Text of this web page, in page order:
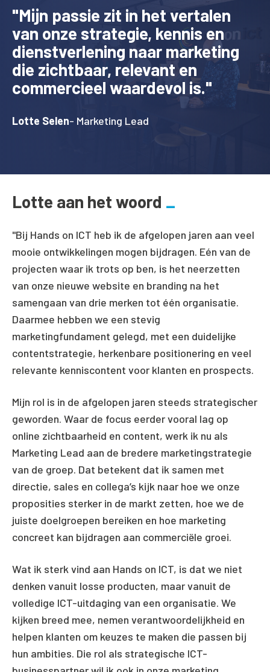
"Mijn passie zit in het vertalen
van onze strategie, kennis en
dienstverlening naar marketing
die zichtbaar, relevant en
commercieel waardevol is."
Lotte Selen- Marketing Lead
Lotte aan het woord
"Bij Hands on ICT heb ik de afgelopen jaren aan veel
mooie ontwikkelingen mogen bijdragen. Eén van de
projecten waar ik trots op ben, is het neerzetten
van onze nieuwe website en branding na het
samengaan van drie merken tot één organisatie.
Daarmee hebben we een stevig
marketingfundament gelegd, met een duidelijke
contentstrategie, herkenbare positionering en veel
relevante kenniscontent voor klanten en prospects.
Mijn rol is in de afgelopen jaren steeds strategischer
geworden. Waar de focus eerder vooral lag op
online zichtbaarheid en content, werk ik nu als
Marketing Lead aan de bredere marketingstrategie
van de groep. Dat betekent dat ik samen met
directie, sales en collega’s kijk naar hoe we onze
proposities sterker in de markt zetten, hoe we de
juiste doelgroepen bereiken en hoe marketing
concreet kan bijdragen aan commerciële groei.
Wat ik sterk vind aan Hands on ICT, is dat we niet
denken vanuit losse producten, maar vanuit de
volledige ICT-uitdaging van een organisatie. We
kijken breed mee, nemen verantwoordelijkheid en
helpen klanten om keuzes te maken die passen bij
hun ambities. Die rol als strategische ICT-